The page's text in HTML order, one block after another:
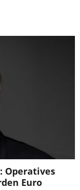
Operatives
Euro